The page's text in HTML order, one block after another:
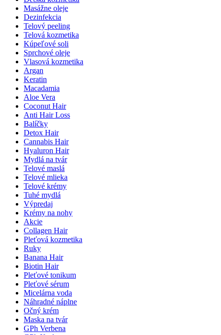
Masážne oleje
Dezinfekcia
Telový peeling
Telová kozmetika
Kúpeľové soli
Sprchové oleje
Vlasová kozmetika
Argan
Keratin
Macadamia
Aloe Vera
Coconut Hair
Anti Hair Loss
Balíčky
Detox Hair
Cannabis Hair
Hyaluron Hair
Mydlá na tvár
Telové maslá
Telové mlieka
Telové krémy
Tuhé mydlá
Výpredaj
Krémy na nohy
Akcie
Collagen Hair
Pleťová kozmetika
Ruky
Banana Hair
Biotin Hair
Pleťové tonikum
Pleťové sérum
Micelárna voda
Náhradné náplne
Očný krém
Maska na tvár
GPh Verbena